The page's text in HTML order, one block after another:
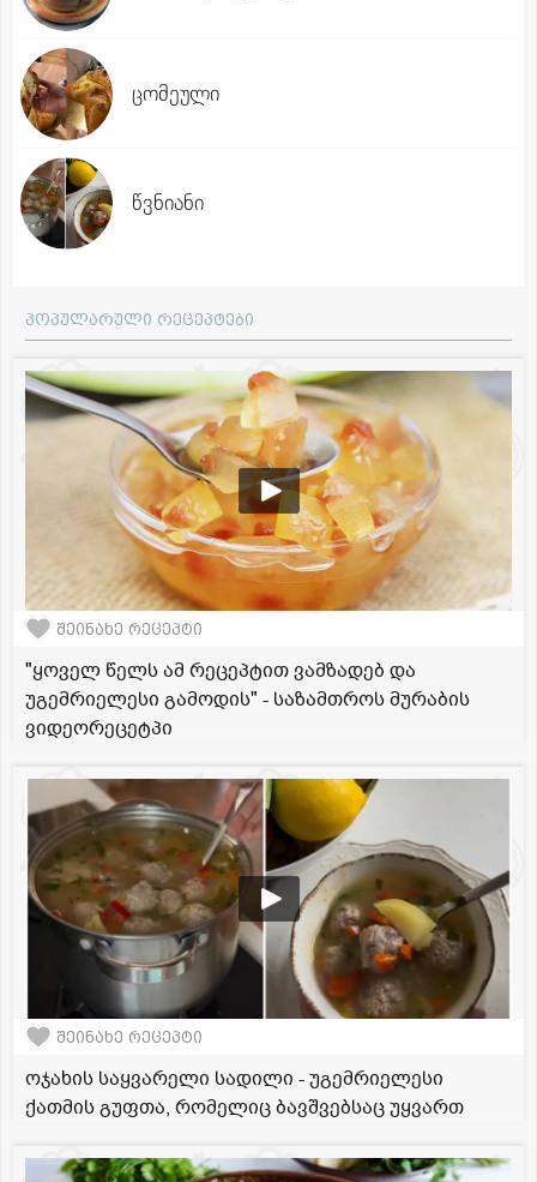
ცომეული
წვნიანი
პოპულარული რეცეპტები
შეინახე რეცეპტი
"ყოველ წელს ამ რეცეპტით ვამზადებ და
უგემრიელესი გამოდის" - საზამთროს მურაბის
ვიდეორეცეტპი
შეინახე რეცეპტი
ოჯახის საყვარელი სადილი - უგემრიელესი
ქათმის გუფთა, რომელიც ბავშვებსაც უყვართ